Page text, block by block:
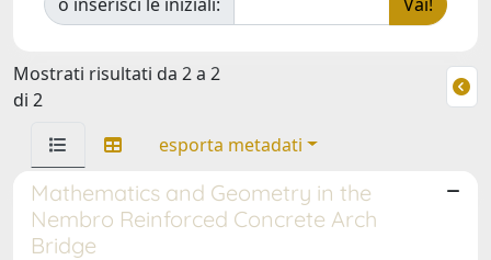
Mostrati risultati da 2 a 2
di 2
esporta metadati
Mathematics and Geometry in the
Nembro Reinforced Concrete Arch
Bridge